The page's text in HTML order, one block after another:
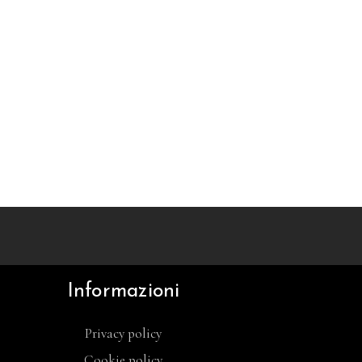
Informazioni
Privacy policy